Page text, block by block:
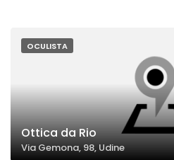
OCULISTA
Ottica da Rio
Via Gemona, 98, Udine